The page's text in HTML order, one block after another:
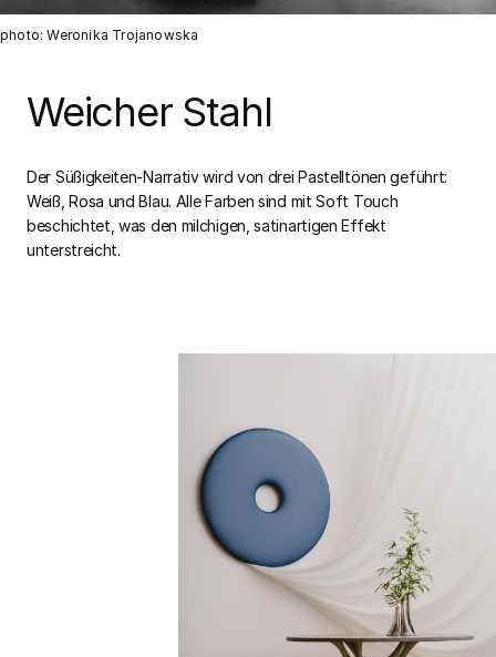
photo: Weronika Trojanowska
Weicher Stahl
Der Süßigkeiten-Narrativ wird von drei Pastelltönen geführt:
Weiß, Rosa und Blau. Alle Farben sind mit Soft Touch
beschichtet, was den milchigen, satinartigen Effekt
unterstreicht.